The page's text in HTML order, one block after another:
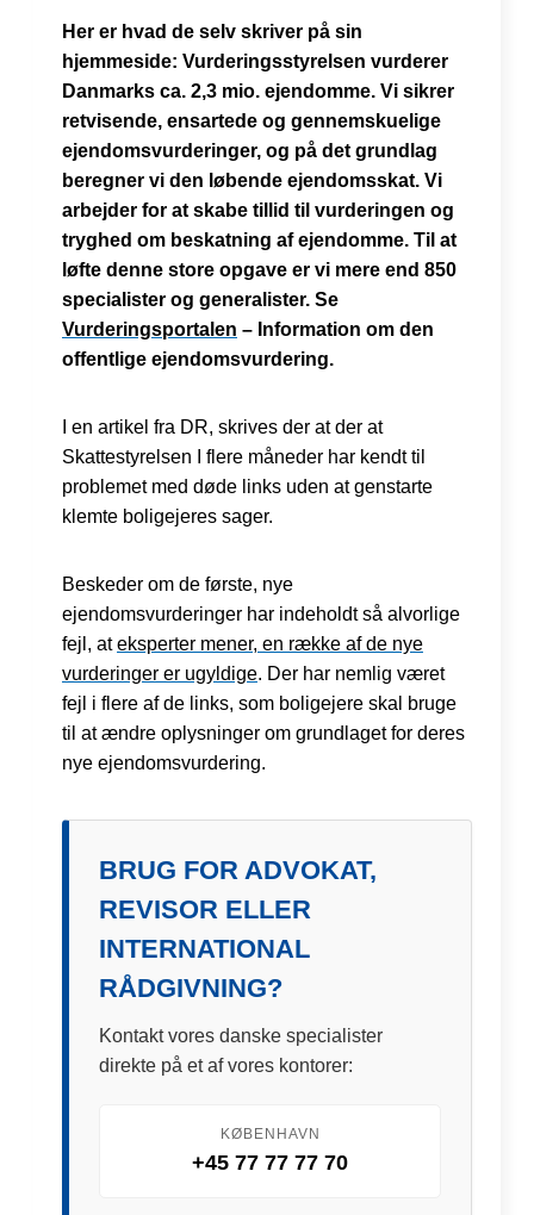
Her er hvad de selv skriver på sin
hjemmeside: Vurderingsstyrelsen vurderer
Danmarks ca. 2,3 mio. ejendomme. Vi sikrer
retvisende, ensartede og gennemskuelige
ejendomsvurderinger, og på det grundlag
beregner vi den løbende ejendomsskat. Vi
arbejder for at skabe tillid til vurderingen og
tryghed om beskatning af ejendomme. Til at
løfte denne store opgave er vi mere end 850
specialister og generalister. Se
Vurderingsportalen – Information om den
offentlige ejendomsvurdering.
I en artikel fra DR, skrives der at der at
Skattestyrelsen I flere måneder har kendt til
problemet med døde links uden at genstarte
klemte boligejeres sager.
Beskeder om de første, nye
ejendomsvurderinger har indeholdt så alvorlige
fejl, ateksperter mener, en række af de nye
vurderinger er ugyldige. Der har nemlig været
fejl i flere af de links, som boligejere skal bruge
til at ændre oplysninger om grundlaget for deres
nye ejendomsvurdering.
BRUG FOR ADVOKAT,
REVISOR ELLER
INTERNATIONAL
RÅDGIVNING?
Kontakt vores danske specialister
direkte på et af vores kontorer:
KØBENHAVN
+45 77 77 77 70